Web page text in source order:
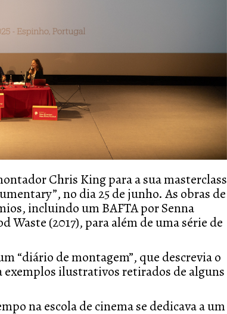
Chris King para a sua masterclass
no dia 25 de junho. As obras de
incluindo um BAFTA porSenna
Waste (2017), para além de uma série de
“diário de montagem”, que descrevia o
exemplos ilustrativos retirados de alguns
na escola de cinema se dedicava a um